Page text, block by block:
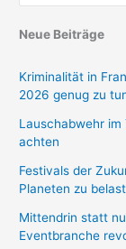
Neue Beiträge
Kriminalität in
2026 genug zu
Lauschabwehr
achten
Festivals der
Planeten zu
Mittendrin statt
Eventbranche